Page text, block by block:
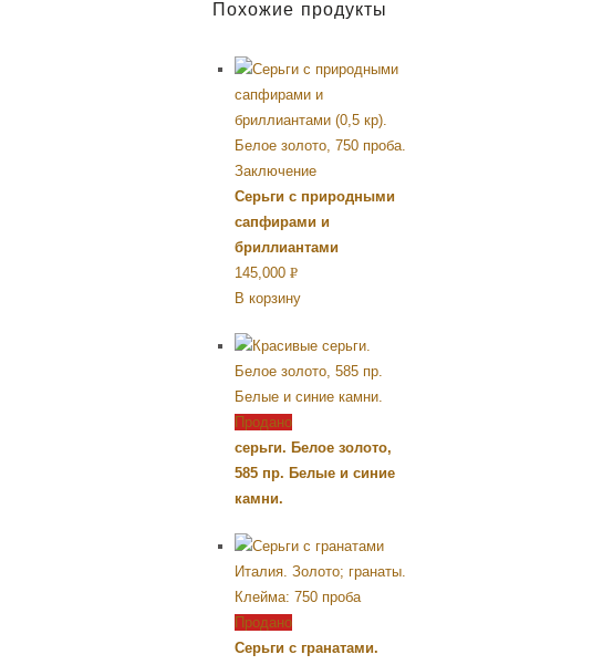
Похожие продукты
Серьги с природными
сапфирами и
бриллиантами
145,000 Р
УБ.
В корзину
Продано
серьги. Белое золото,
585 пр. Белые и синие
камни.
Продано
Серьги с гранатами.